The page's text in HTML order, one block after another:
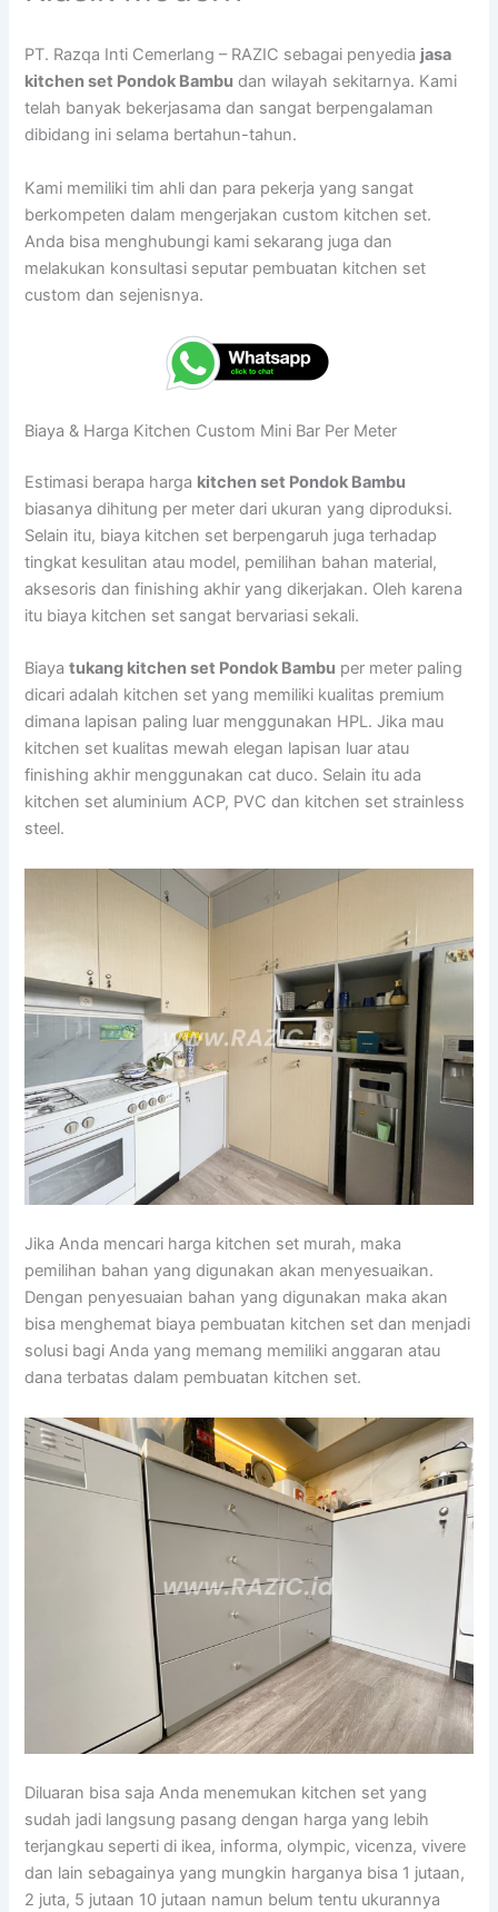
PT. Razqa Inti Cemerlang – RAZIC sebagai penyedia jasa
kitchen set Pondok Bambu dan wilayah sekitarnya. Kami
telah banyak bekerjasama dan sangat berpengalaman
dibidang ini selama bertahun-tahun.
Kami memiliki tim ahli dan para pekerja yang sangat
berkompeten dalam mengerjakan custom kitchen set.
Anda bisa menghubungi kami sekarang juga dan
melakukan konsultasi seputar pembuatan kitchen set
custom dan sejenisnya.
Biaya & Harga Kitchen Custom Mini Bar Per Meter
Estimasi berapa harga kitchen set Pondok Bambu
biasanya dihitung per meter dari ukuran yang diproduksi.
Selain itu, biaya kitchen set berpengaruh juga terhadap
tingkat kesulitan atau model, pemilihan bahan material,
aksesoris dan finishing akhir yang dikerjakan. Oleh karena
itu biaya kitchen set sangat bervariasi sekali.
Biayatukang kitchen set Pondok Bambu per meter paling
dicari adalah kitchen set yang memiliki kualitas premium
dimana lapisan paling luar menggunakan HPL. Jika mau
kitchen set kualitas mewah elegan lapisan luar atau
finishing akhir menggunakan cat duco. Selain itu ada
kitchen set aluminium ACP, PVC dan kitchen set strainless
steel.
Jika Anda mencari harga kitchen set murah, maka
pemilihan bahan yang digunakan akan menyesuaikan.
Dengan penyesuaian bahan yang digunakan maka akan
bisa menghemat biaya pembuatan kitchen set dan menjadi
solusi bagi Anda yang memang memiliki anggaran atau
dana terbatas dalam pembuatan kitchen set.
Diluaran bisa saja Anda menemukan kitchen set yang
sudah jadi langsung pasang dengan harga yang lebih
terjangkau seperti di ikea, informa, olympic, vicenza, vivere
dan lain sebagainya yang mungkin harganya bisa 1 jutaan,
2 juta, 5 jutaan 10 jutaan namun belum tentu ukurannya